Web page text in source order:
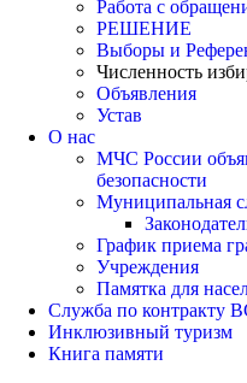
Работа с
РЕШЕНИЕ
Выборы и
Численность
Объявления
Устав
О нас
МЧС России
безопасности
Муниципальная
График приема
Учреждения
Памятка для
Служба по контракту
Инклюзивный туризм
Книга памяти